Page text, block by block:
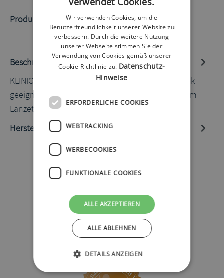
Produktnummer:50050916.2
Beschreibung
KLINION Soft Fine Colour Lanzetten 30G 210 Stück
geeignete Stechhilfe: alles Stechhilfen mit rundem
Lanzettenkörper Hin…Mehr
Hersteller-Informationen
Wir verwenden Cookies, um die
Benutzerfreundlichkeit unserer Website zu
verbessern. Durch die weitere Nutzung
unserer Webseite stimmen Sie der
Verwendung von Cookies gemäß unserer
Cookie-Richtlinie zu. Datenschutz-
Hinweise
ERFORDERLICHE COOKIES
WEBTRACKING
WERBECOOKIES
FUNKTIONALE COOKIES
ALLE AKZEPTIEREN
ALLE ABLEHNEN
DETAILS ANZEIGEN